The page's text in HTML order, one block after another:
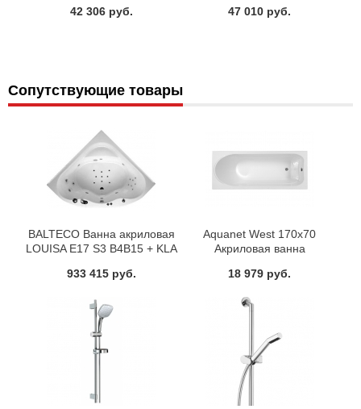
42 306 руб.
47 010 руб.
Сопутствующие товары
BALTECO Ванна акриловая
LOUISA E17 S3 B4B15 + KLA
933 415 руб.
Aquanet West 170х70
Акриловая ванна
18 979 руб.